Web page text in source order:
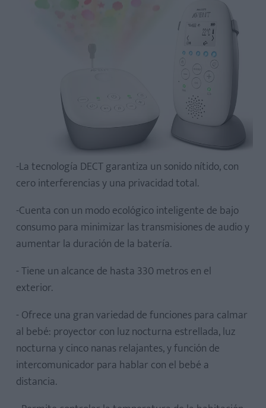
-La tecnología DECT garantiza un sonido nítido, con
cero interferencias y una privacidad total.
-Cuenta con un modo ecológico inteligente de bajo
consumo para minimizar las transmisiones de audio y
aumentar la duración de la batería.
- Tiene un alcance de hasta 330 metros en el
exterior.
- Ofrece una gran variedad de funciones para calmar
al bebé: proyector con luz nocturna estrellada, luz
nocturna y cinco nanas relajantes, y función de
intercomunicador para hablar con el bebé a
distancia.